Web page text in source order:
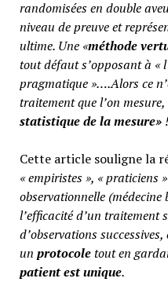
randomisées en double
niveau de preuve et
ultime. Une «méthode
tout défaut s’opposant à «
pragmatique »….Alors ce
traitement que l’on
statistique de la mesure» !
Cette article souligne la
« empiristes », « praticiens
observationnelle
l’efficacité d’un traitement
d’observations
un protocoletout en
patient est unique.